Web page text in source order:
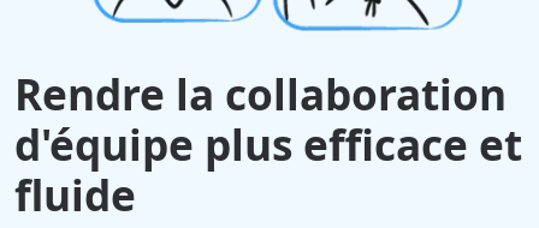
Rendre la collaboration
d'équipe plus efficace et
fluide